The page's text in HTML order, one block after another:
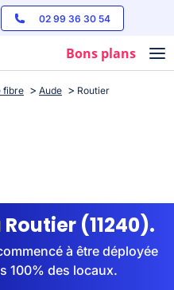
02 99 36 30 54
Bons plans
fibre Aude Routier
(11240).
à être déployée
100% des locaux.